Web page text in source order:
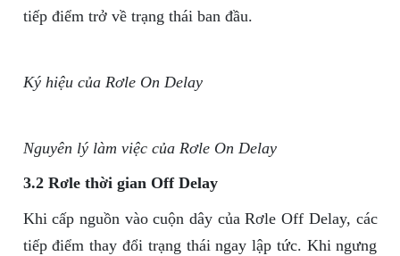
tiếp điểm trở về trạng thái ban đầu.
Ký hiệu của Rơle On Delay
Nguyên lý làm việc của Rơle On Delay
3.2 Rơle thời gian Off Delay
Khi cấp nguồn vào cuộn dây của Rơle Off Delay, các
tiếp điểm thay đổi trạng thái ngay lập tức. Khi ngưng